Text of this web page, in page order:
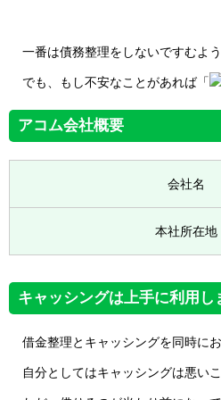
一番は債務整理をしないですむよ
でも、もし不安なことがあれば「
アコム会社概要
会社名
本社所在地
キャッシングは上手に利用し
借金整理とキャッシングを同時に
自分としてはキャッシングは悪い